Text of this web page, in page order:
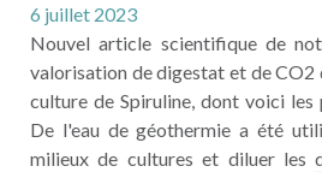
6 juillet 2023
Nouvel article scientifique de
valorisation de digestat et de CO2
culture de Spiruline, dont voici
De l'eau de géothermie a été
milieux de cultures et diluer les